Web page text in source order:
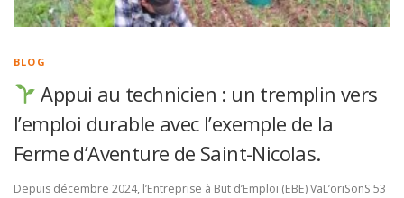
BLOG
Appui au technicien : un tremplin vers
l’emploi durable avec l’exemple de la
Ferme d’Aventure de Saint-Nicolas.
Depuis décembre 2024, l’Entreprise à But d’Emploi (EBE) VaL’oriSonS 53